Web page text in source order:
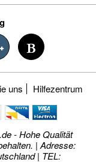
uns Hilfezentrum
- Hohe Qualität
| Adresse:
| TEL: